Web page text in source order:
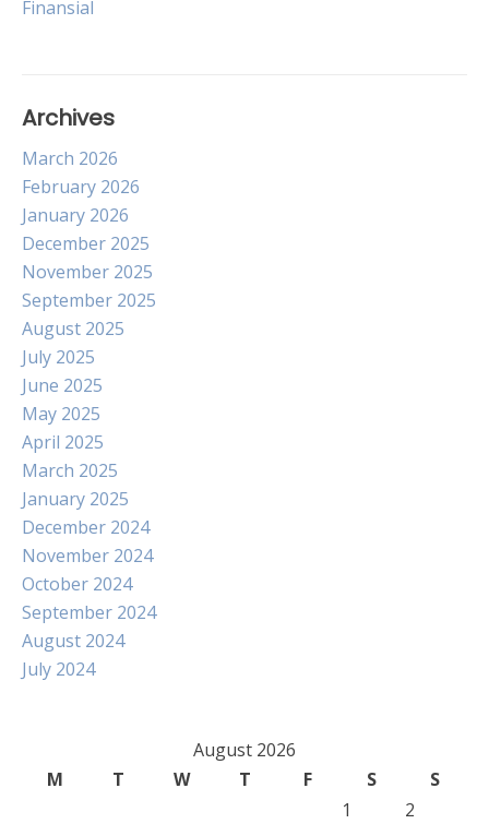
Finansial
Archives
March 2026
February 2026
January 2026
December 2025
November 2025
September 2025
August 2025
July 2025
June 2025
May 2025
April 2025
March 2025
January 2025
December 2024
November 2024
October 2024
September 2024
August 2024
July 2024
August 2026
M
T W T F S
S
1
2